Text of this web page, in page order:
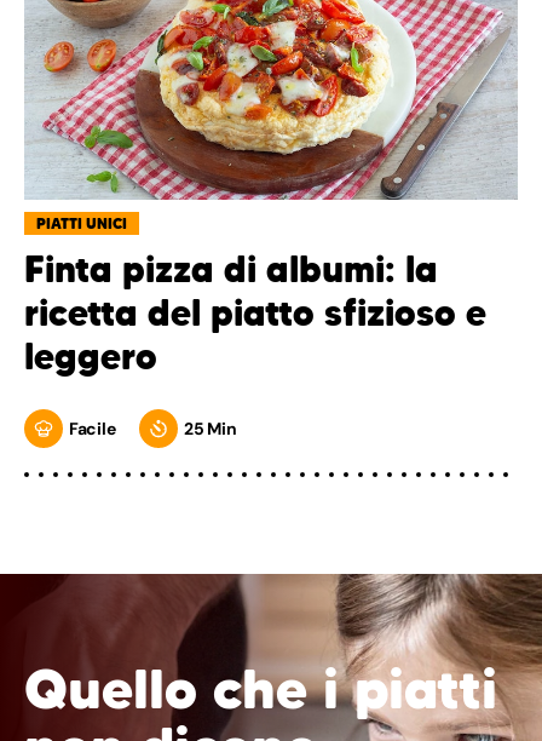
PIATTI UNICI
Finta pizza di albumi: la
ricetta del piatto sfizioso e
leggero
Facile 25 Min
Quello che i piatti